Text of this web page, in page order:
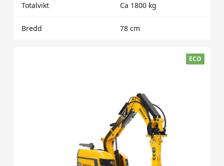
Totalvikt Ca 1800 kg
Bredd 78 cm
ECO